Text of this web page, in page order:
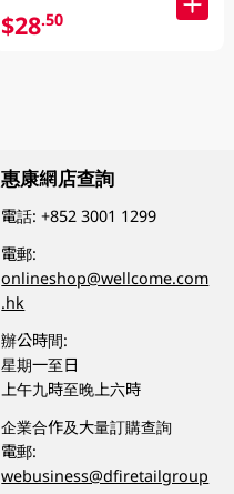
$28.50
惠康網店查詢
電話:+852 3001 1299
電郵:
onlineshop@wellcome.com
.hk
辦公時間:
星期一至日
上午九時至晚上六時
企業合作及大量訂購查詢
電郵:
webusiness@dfiretailgroup